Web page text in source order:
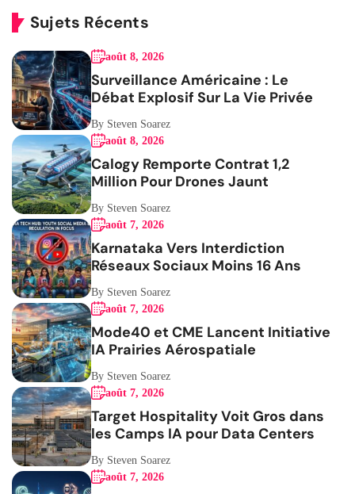
Sujets Récents
août 8, 2026
Surveillance Américaine : Le
Débat Explosif Sur La Vie Privée
By Steven Soarez
août 8, 2026
Calogy Remporte Contrat 1,2
Million Pour Drones Jaunt
By Steven Soarez
août 7, 2026
Karnataka Vers Interdiction
Réseaux Sociaux Moins 16 Ans
By Steven Soarez
août 7, 2026
Mode40 et CME Lancent Initiative
IA Prairies Aérospatiale
By Steven Soarez
août 7, 2026
Target Hospitality Voit Gros dans
les Camps IA pour Data Centers
By Steven Soarez
août 7, 2026